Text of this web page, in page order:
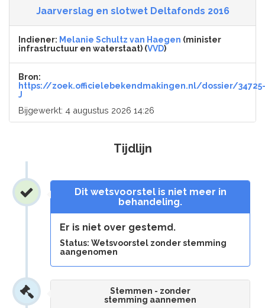
Jaarverslag en slotwet Deltafonds 2016
Indiener: Melanie Schultz van Haegen (minister
infrastructuur en waterstaat) (VVD)
Bron:
https://zoek.officielebekendmakingen.nl/dossier/34725-
J
Bijgewerkt: 4 augustus 2026 14:26
Tijdlijn
Dit wetsvoorstel is niet meer in
behandeling.
Er is niet over gestemd.
Status: Wetsvoorstel zonder stemming
aangenomen
Stemmen - zonder
stemming aannemen